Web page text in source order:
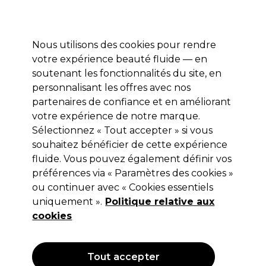
Se connecter
Marques Bons plans Coiffure Electro et Matériel
Livraison et délais
lire la suite
Marques Jump Your Hair
Jump Your Hair
La marque Jump Your Hair met des shampoings traitants et
des soins de qualité à disposition des professionnels de la
coiffure. Renouvelez les produits de votre salon avec les
d'ingrédients de qualité.
Lire la suite
Filters
Nous utilisons des cookies pour rendre
votre expérience beauté fluide — en
soutenant les fonctionnalités du site, en
personnalisant les offres avec nos
partenaires de confiance et en améliorant
votre expérience de notre marque.
Sélectionnez « Tout accepter » si vous
souhaitez bénéficier de cette expérience
fluide. Vous pouvez également définir vos
préférences via « Paramètres des cookies »
ou continuer avec « Cookies essentiels
uniquement ». Politique relative aux
cookies
Tout accepter